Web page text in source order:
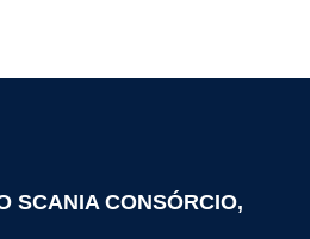
SCANIA CONSÓRCIO,